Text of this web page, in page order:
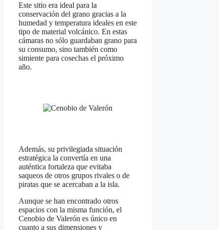
Este sitio era ideal para la
conservación del grano gracias a la
humedad y temperatura ideales en este
tipo de material volcánico. En estas
cámaras no sólo guardaban grano para
su consumo, sino también como
simiente para cosechas el próximo
año.
Además, su privilegiada situación
estratégica la convertía en una
auténtica fortaleza que evitaba
saqueos de otros grupos rivales o de
piratas que se acercaban a la isla.
Aunque se han encontrado otros
espacios con la misma función, el
Cenobio de Valerón es único en
cuanto a sus dimensiones y